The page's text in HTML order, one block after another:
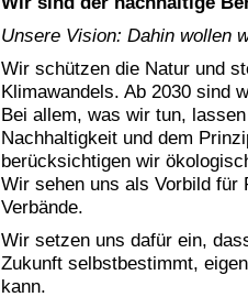
Unsere Vision: Dahin wollen
Wir schützen die Natur und
Klimawandels. Ab 2030 sind
Bei allem, was wir tun,
Nachhaltigkeit und dem
berücksichtigen wir
Wir sehen uns als Vorbild für
Verbände.
Wir setzen uns dafür ein,
Zukunft selbstbestimmt,
kann.